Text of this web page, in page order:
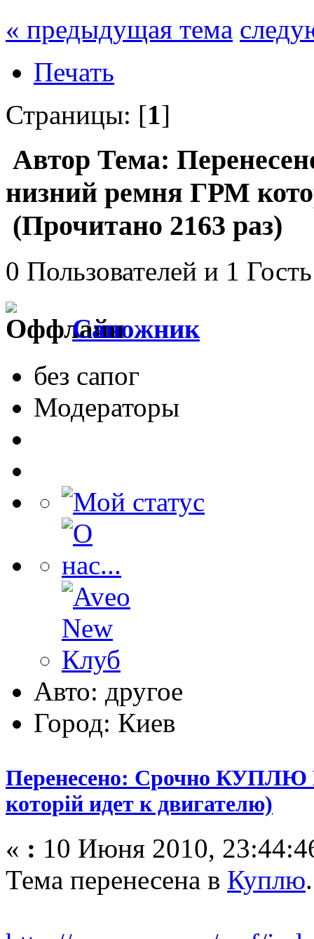
« предыдущая тема
Печать
Страницы: [1]
Автор Тема:
низний ремня ГРМ
(Прочитано 2163 раз)
0 Пользователей и 1
Сапожник
без сапог
Модераторы
Авто: другое
Город: Киев
Перенесено: Срочно
которій идет к двигателю)
« : 10 Июня 2010,
Тема перенесена в Куплю.